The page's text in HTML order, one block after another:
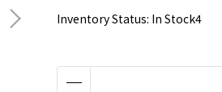
Inventory Status: In Stock4